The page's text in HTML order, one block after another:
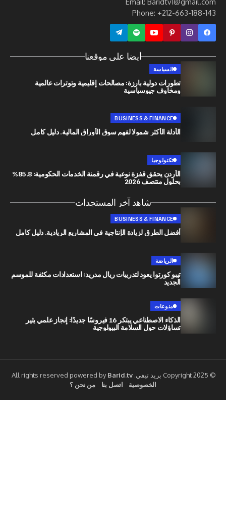
Phone: +212-
أيضا على موقعنا
تطورات دولية بارزة: مصالحات إقليمية وتوترات عالمية
ومخاوف جيوسياسية
BUSINESS & FINANCE
الأدلة الأكثر شمولا لفهم سوق الأوراق المالية. دليل كامل
الأردن يحقق قفزة نوعية في رقمنة الخدمات الحكومية: 85.8%
بحلول منتصف 2026
شاهد آخر المستجدات
BUSINESS & FINANCE
أفضل الطرق لزيادة الإنتاجية في المشاريع الريادية. دليل كامل
تيبو كورتوا يعود لتدريبات ريال مدريد: استعدادات مكثفة للموسم
الذكاء الاصطناعي يبتكر 16 فيروسًا جديدًا: إنجاز علمي يثير
تساؤلات حول السلامة البيولوجية
Barid.tv
اتصل بنا من نحن ؟